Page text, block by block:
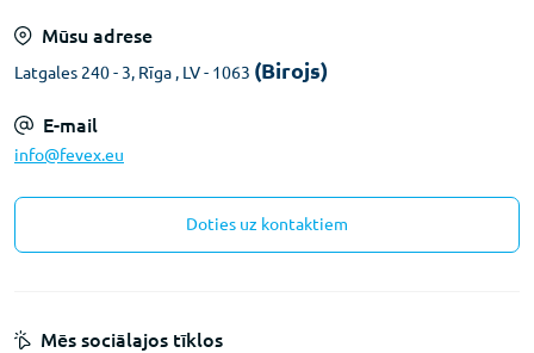
Mūsu adrese
Latgales 240 - 3, Rīga , LV - 1063 (Birojs)
E-mail
info@fevex.eu
Doties uz kontaktiem
Mēs sociālajos tīklos